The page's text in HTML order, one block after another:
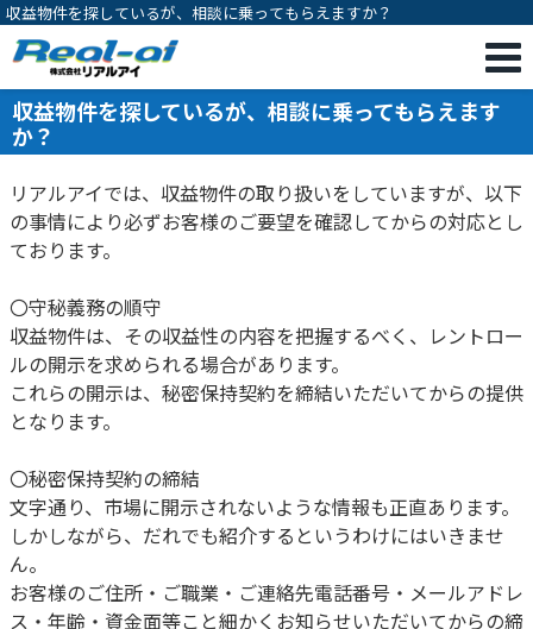
収益物件を探しているが、相談に乗ってもらえますか？
収益物件を探しているが、相談に乗ってもらえます
か？
リアルアイでは、収益物件の取り扱いをしていますが、以下
の事情により必ずお客様のご要望を確認してからの対応とし
ております。
〇守秘義務の順守
収益物件は、その収益性の内容を把握するべく、レントロー
ルの開示を求められる場合があります。
これらの開示は、秘密保持契約を締結いただいてからの提供
となります。
〇秘密保持契約の締結
文字通り、市場に開示されないような情報も正直あります。
しかしながら、だれでも紹介するというわけにはいきませ
ん。
お客様のご住所・ご職業・ご連絡先電話番号・メールアドレ
ス・年齢・資金面等こと細かくお知らせいただいてからの締